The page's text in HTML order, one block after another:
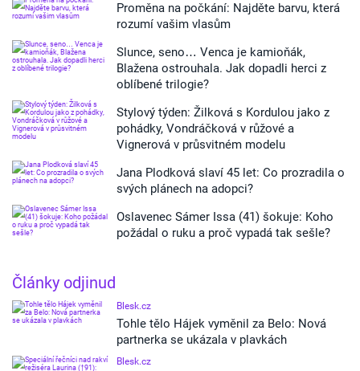
Proměna na počkání: Najděte barvu, která
rozumí vašim vlasům
Slunce, seno… Venca je kamioňák,
Blažena ostrouhala. Jak dopadli herci z
oblíbené trilogie?
Stylový týden: Žilková s Kordulou jako z
pohádky, Vondráčková v růžové a
Vignerová v průsvitném modelu
Jana Plodková slaví 45 let: Co prozradila o
svých plánech na adopci?
Oslavenec Sámer Issa (41) šokuje: Koho
požádal o ruku a proč vypadá tak sešle?
Články odjinud
Blesk.cz
Tohle tělo Hájek vyměnil za Belo: Nová
partnerka se ukázala v plavkách
Blesk.cz